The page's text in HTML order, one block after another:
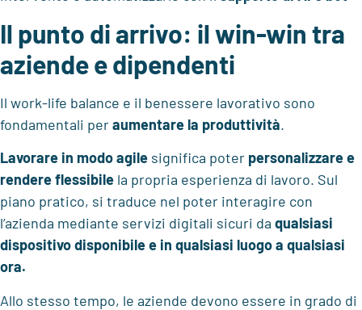
Il punto di arrivo: il win-win tra
aziende e dipendenti
Il work-life balance e il benessere lavorativo sono
fondamentali peraumentare la produttività.
Lavorare in modo agile significa poter personalizzare e
rendere flessibile la propria esperienza di lavoro. Sul
piano pratico, si traduce nel poter interagire con
l’azienda mediante servizi digitali sicuri da qualsiasi
dispositivodisponibile e in qualsiasi luogo a qualsiasi
ora.
Allo stesso tempo, le aziende devono essere in grado di